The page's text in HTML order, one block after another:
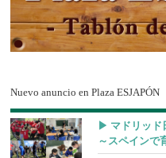
Nuevo anuncio en Plaza ESJAPÓN
▶︎ マドリッド
～スペインで